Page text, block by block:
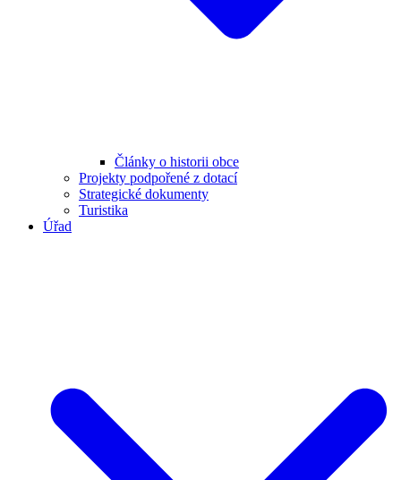
Články o historii obce
Projekty podpořené z dotací
Strategické dokumenty
Turistika
Úřad